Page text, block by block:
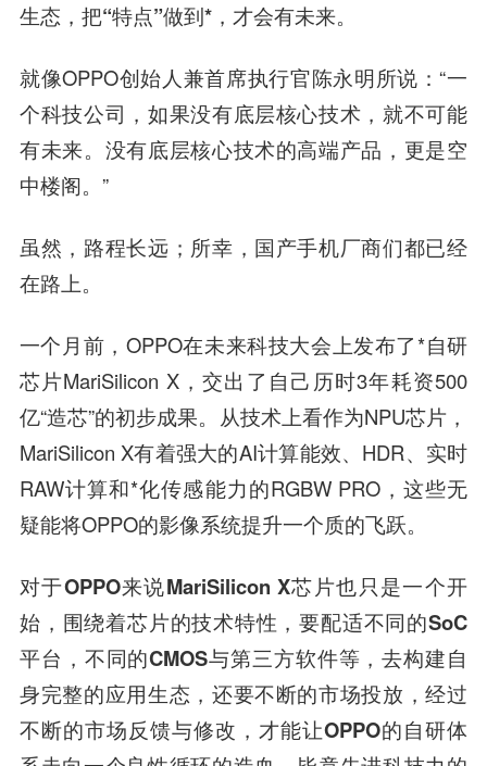
生态，把“特点”做到*，才会有未来。
就像OPPO创始人兼首席执行官陈永明所说：“一
个科技公司，如果没有底层核心技术，就不可能
有未来。没有底层核心技术的高端产品，更是空
中楼阁。”
虽然，路程长远；所幸，国产手机厂商们都已经
在路上。
一个月前，OPPO在未来科技大会上发布了*自研
芯片MariSilicon X，交出了自己历时3年耗资500
亿“造芯”的初步成果。从技术上看作为NPU芯片，
MariSilicon X有着强大的AI计算能效、HDR、实时
RAW计算和*化传感能力的RGBW PRO，这些无
疑能将OPPO的影像系统提升一个质的飞跃。
对于OPPO来说MariSilicon X芯片也只是一个开
始，围绕着芯片的技术特性，要配适不同的SoC
平台，不同的CMOS与第三方软件等，去构建自
身完整的应用生态，还要不断的市场投放，经过
不断的市场反馈与修改，才能让OPPO的自研体